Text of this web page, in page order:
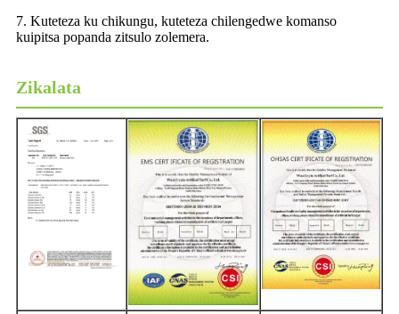
7. Kuteteza ku chikungu, kuteteza chilengedwe komanso
kuipitsa popanda zitsulo zolemera.
Zikalata